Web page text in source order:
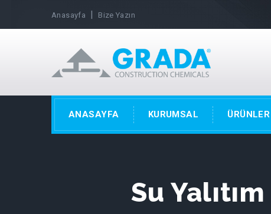
Anasayfa | Bize Yazın
ANASAYFA KURUMSAL ÜRÜNLER
Su